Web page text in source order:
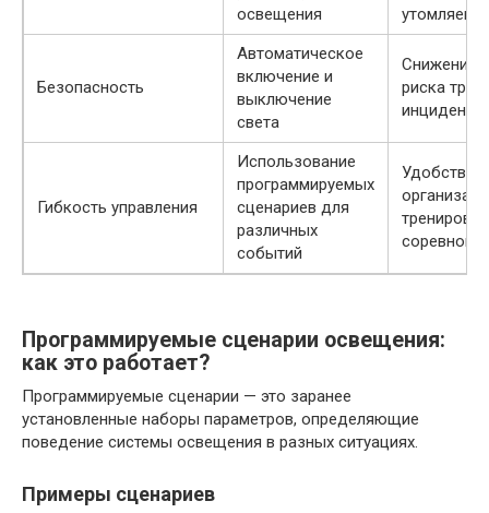
освещения
Безопасность
Автоматическое
включение и
выключение
света
Снижение
риска
Гибкость управления
Использование
программируемых
сценариев для
различных
событий
Удобство
Программируемые сценарии освещения:
как это работает?
Программируемые сценарии — это заранее
установленные наборы параметров, определяющие
поведение системы освещения в разных ситуациях.
Примеры сценариев